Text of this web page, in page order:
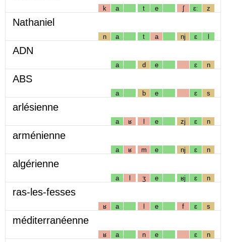
k a t e ʃ ɛː z
Nathaniel
n a t a nj ɛ l
ADN
a d e ɛ n
ABS
a b e ɛ s
arlésienne
a ʁ l e zj ɛ n
arménienne
a ʁ m e nj ɛ n
algérienne
a l ʒ e ʁj ɛ n
ras-les-fesses
ʁ a l e f ɛ s
méditerranéenne
ʁ a n e ɛ n